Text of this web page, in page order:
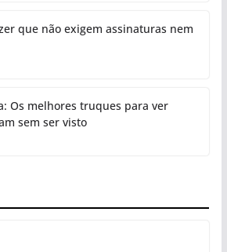
que não exigem assinaturas nem
Os melhores truques para ver
sem ser visto